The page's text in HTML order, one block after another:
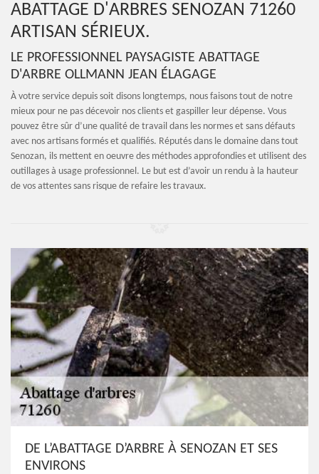
ABATTAGE D'ARBRES SENOZAN 71260
ARTISAN SÉRIEUX.
LE PROFESSIONNEL PAYSAGISTE ABATTAGE
D'ARBRE OLLMANN JEAN ÉLAGAGE
À votre service depuis soit disons longtemps, nous faisons tout de notre
mieux pour ne pas décevoir nos clients et gaspiller leur dépense. Vous
pouvez être sûr d’une qualité de travail dans les normes et sans défauts
avec nos artisans formés et qualifiés. Réputés dans le domaine dans tout
Senozan, ils mettent en oeuvre des méthodes approfondies et utilisent des
outillages à usage professionnel. Le but est d’avoir un rendu à la hauteur
de vos attentes sans risque de refaire les travaux.
DE L’ABATTAGE D’ARBRE À SENOZAN ET SES
ENVIRONS